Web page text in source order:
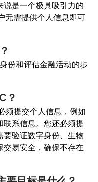
是一个极具吸引力的
无需提供个人信息即可
份和评估金融活动的步
？
须提交个人信息，例如
系信息。您还必须提
验证数字身份、生物
易安全，确保不存在